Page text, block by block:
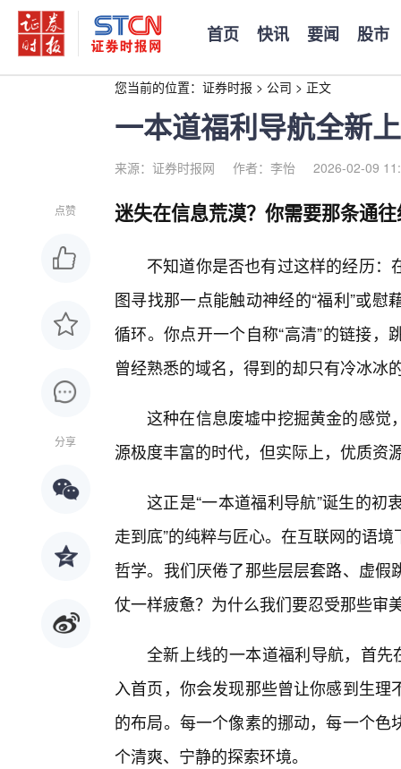
首页 快讯 要闻 股市
您当前的位置： 证券时报 > 公司 > 正文
一本道福利导航全新
来源：证券时报网 作者：李怡 2026-02-09
点赞
分享
迷失在信息荒漠？你需要那条通
不知道你是否也有过这样的经历
图寻找那一点能触动神经的“福利”或
循环。你点开一个自称“高清”的链接
曾经熟悉的域名，得到的却只有冷冰冰
这种在信息废墟中挖掘黄金的感觉
源极度丰富的时代，但实际上，优质资
这正是“一本道福利导航”诞生的初
走到底”的纯粹与匠心。在互联网的语
哲学。我们厌倦了那些层层套路、虚
仗一样疲惫？为什么我们要忍受那些审
全新上线的一本道福利导航，首先
入首页，你会发现那些曾让你感到生
的布局。每一个像素的挪动，每一个
个清爽、宁静的探索环境。